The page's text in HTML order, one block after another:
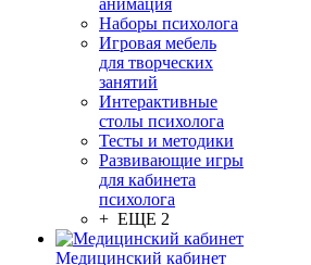
анимация
Наборы психолога
Игровая мебель
для творческих
занятий
Интерактивные
столы психолога
Тесты и методики
Развивающие игры
для кабинета
психолога
+ ЕЩЕ 2
Медицинский кабинет